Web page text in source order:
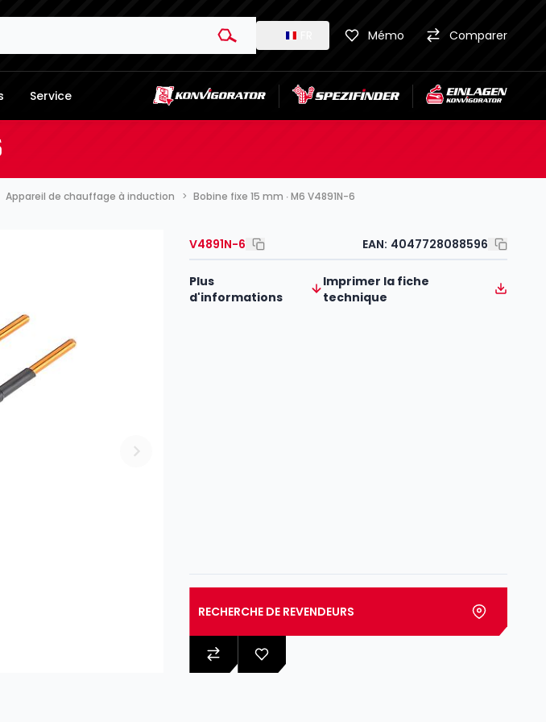
Mémo Comparer
Service
Appareil de chauffage à induction Bobine fixe 15 mm ∙ M6 V4891N-6
V4891N-6 EAN: 4047728088596
Plus
d'informations
Imprimer la fiche
technique
RECHERCHE DE REVENDEURS